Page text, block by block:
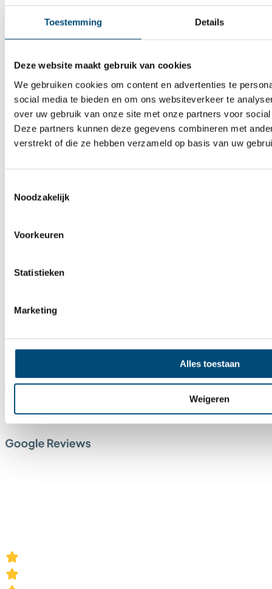
Toestemming Details
Deze website maakt gebruik van cookies
We gebruiken cookies om content en advertenties te
social media te bieden en om ons websiteverkeer te
over uw gebruik van onze site met onze partners voor
Deze partners kunnen deze gegevens combineren met
verstrekt of die ze hebben verzameld op basis van uw
Noodzakelijk
Voorkeuren
Statistieken
Marketing
Alles toestaan
Weigeren
In een woord geweldig! Top Service! Een echte aanrader om zaken
Peter J.